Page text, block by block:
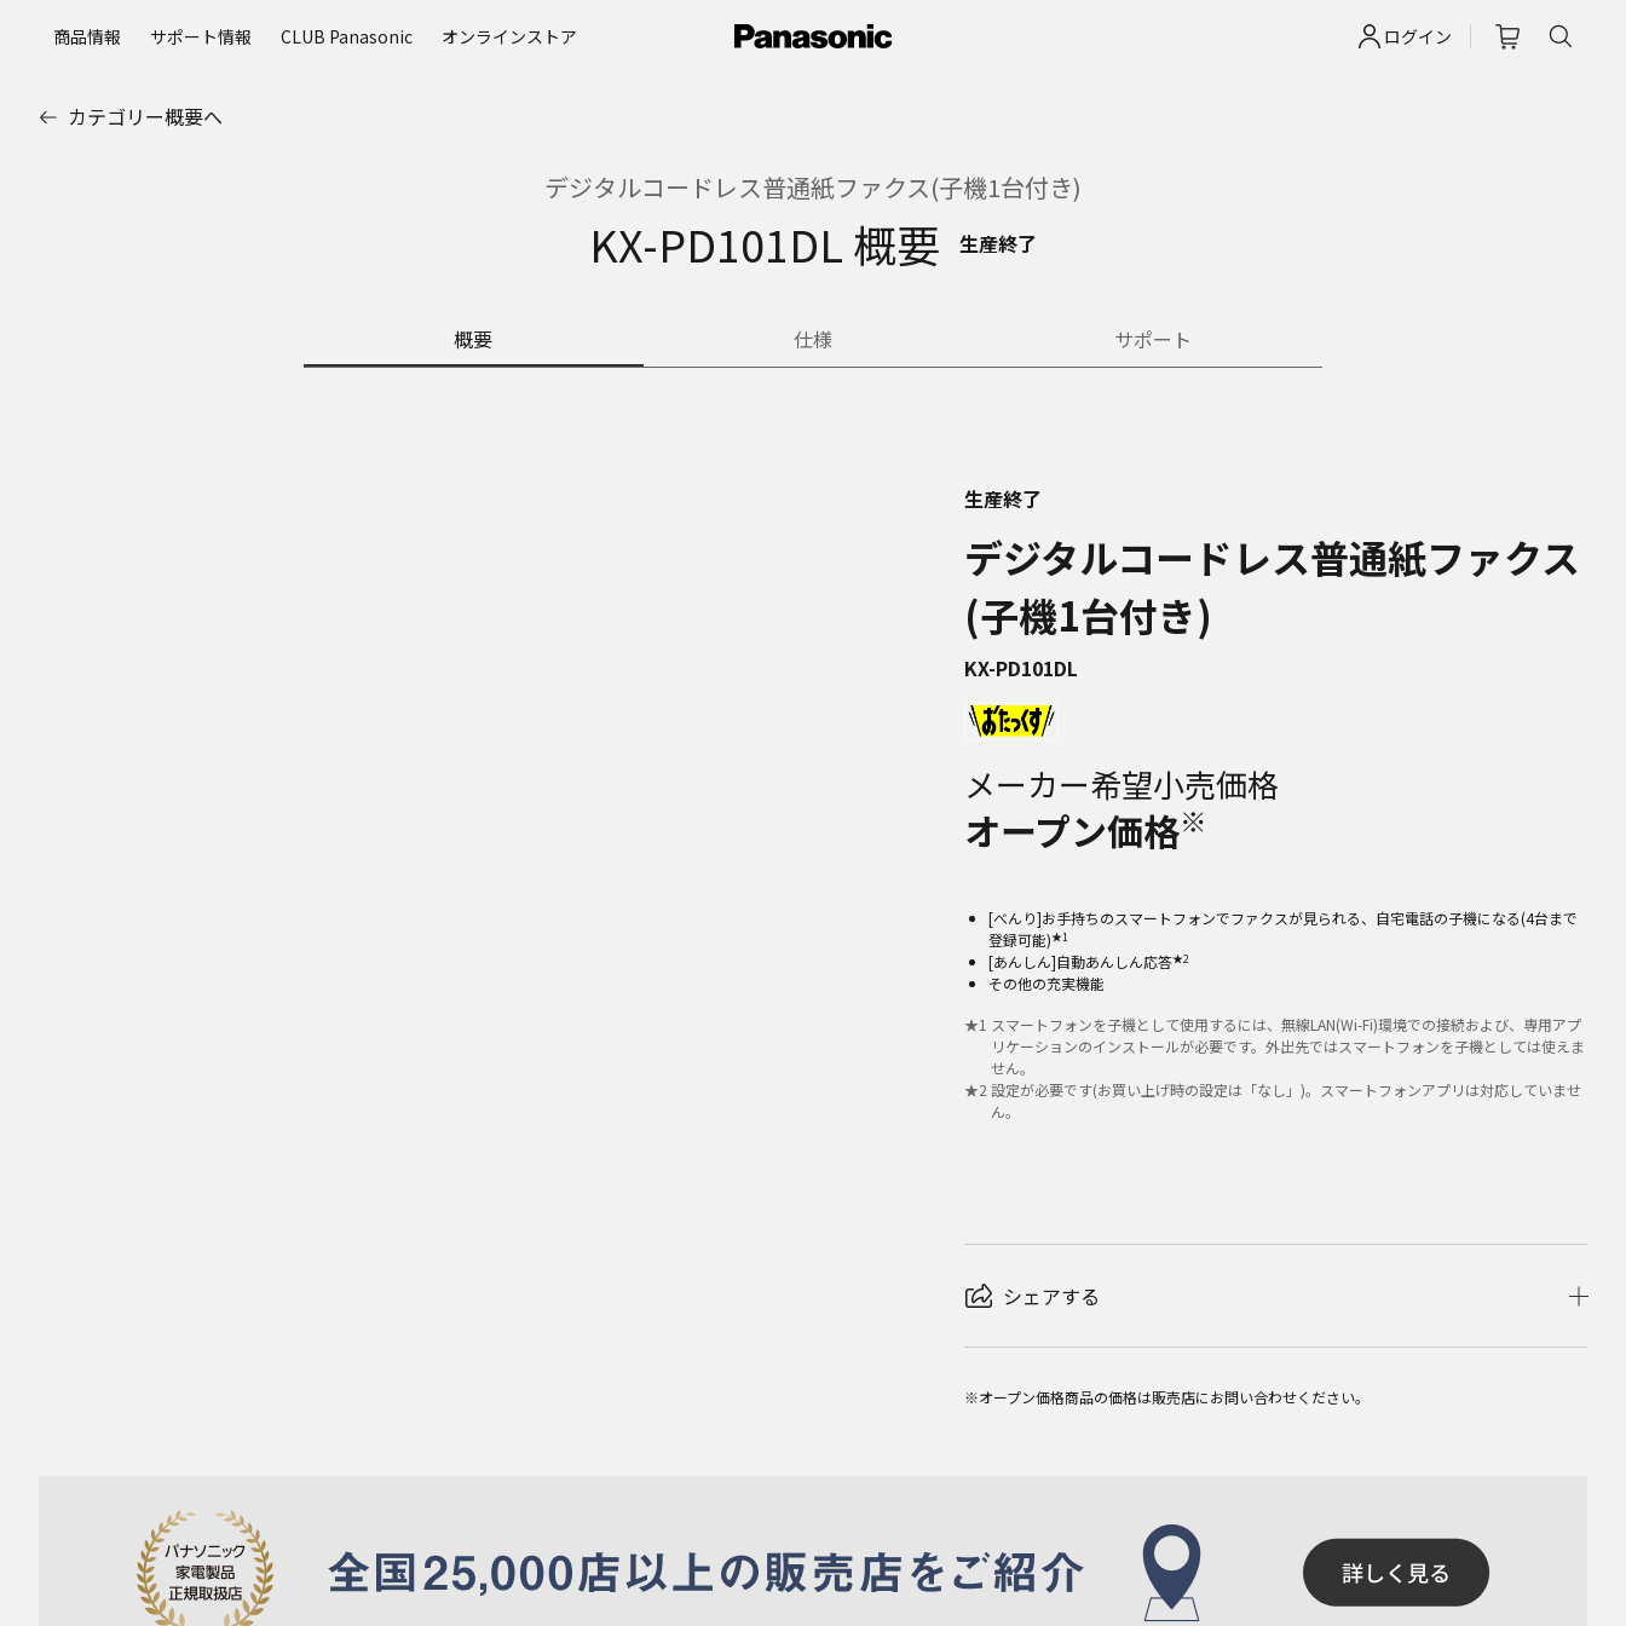
ログイン
商品情報 サポート情報 CLUB Panasonic オンラインストア
カテゴリー概要へ
デジタルコードレス普通紙ファクス(子機1台付き)
KX-PD101DL 概要 生産終了
概要 仕様 サポート
生産終了
デジタルコードレス普通紙ファクス
(子機1台付き)
KX-PD101DL
メーカー希望小売価格
オープン価格※
[べんり]お手持ちのスマートフォンでファクスが見られる、自宅電話の子機になる(4台まで
登録可能)★1
[あんしん]自動あんしん応答★2
その他の充実機能
★1 スマートフォンを子機として使用するには、無線LAN(Wi-Fi)環境での接続および、専用アプ
リケーションのインストールが必要です。外出先ではスマートフォンを子機としては使えま
せん。
★2 設定が必要です(お買い上げ時の設定は「なし」)。スマートフォンアプリは対応していませ
ん。
シェアする
※オープン価格商品の価格は販売店にお問い合わせください。